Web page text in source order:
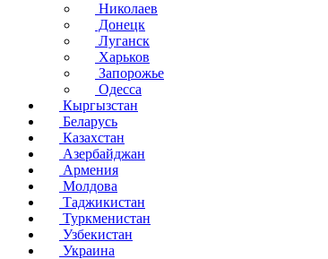
Николаев
Донецк
Луганск
Харьков
Запорожье
Одесса
Кыргызстан
Беларусь
Казахстан
Азербайджан
Армения
Молдова
Таджикистан
Туркменистан
Узбекистан
Украина